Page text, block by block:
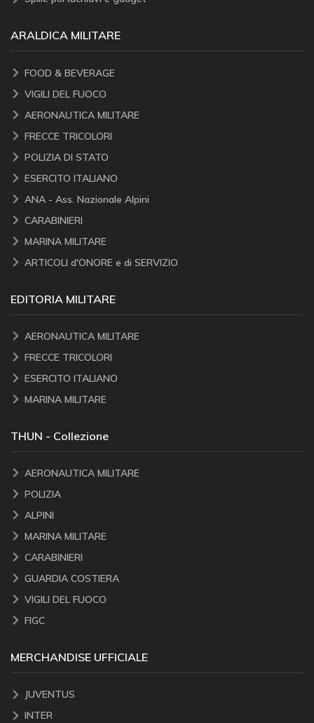
ARALDICA MILITARE
FOOD & BEVERAGE
VIGILI DEL FUOCO
AERONAUTICA MILITARE
FRECCE TRICOLORI
POLIZIA DI STATO
ESERCITO ITALIANO
ANA - Ass. Nazionale Alpini
CARABINIERI
MARINA MILITARE
ARTICOLI d'ONORE e di SERVIZIO
EDITORIA MILITARE
AERONAUTICA MILITARE
FRECCE TRICOLORI
ESERCITO ITALIANO
MARINA MILITARE
THUN - Collezione
AERONAUTICA MILITARE
POLIZIA
ALPINI
MARINA MILITARE
CARABINIERI
GUARDIA COSTIERA
VIGILI DEL FUOCO
FIGC
MERCHANDISE UFFICIALE
JUVENTUS
INTER